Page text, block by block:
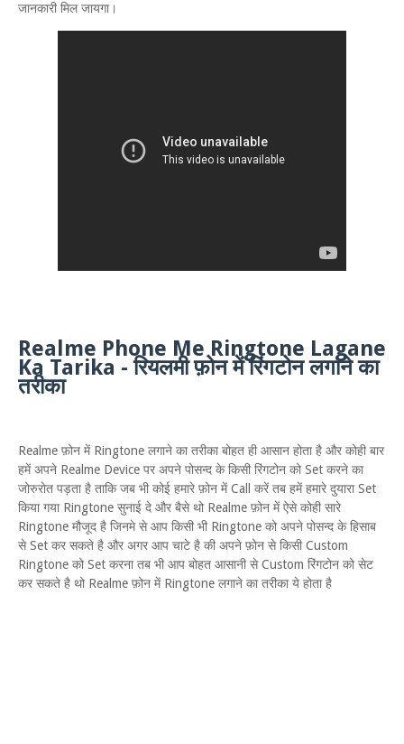
जानकारी मिल जायगा।
Realme Phone Me Ringtone Lagane
Ka Tarika - रियलमी फ़ोन में रिंगटोन लगाने का
तरीका
Realme फ़ोन में Ringtone लगाने का तरीका बोहत ही आसान होता है और कोही बार
हमें अपने Realme Device पर अपने पोसन्द के किसी रिंगटोन को Set करने का
जोरुरोत पड़ता है ताकि जब भी कोई हमारे फ़ोन में Call करें तब हमें हमारे दुयारा Set
किया गया Ringtone सुनाई दे और बैसे थो Realme फ़ोन में ऐसे कोही सारे
Ringtone मौजूद है जिनमे से आप किसी भी Ringtone को अपने पोसन्द के हिसाब
से Set कर सकते है और अगर आप चाटे है की अपने फ़ोन से किसी Custom
Ringtone को Set करना तब भी आप बोहत आसानी से Custom रिंगटोन को सेट
कर सकते है थो Realme फ़ोन में Ringtone लगाने का तरीका ये होता है